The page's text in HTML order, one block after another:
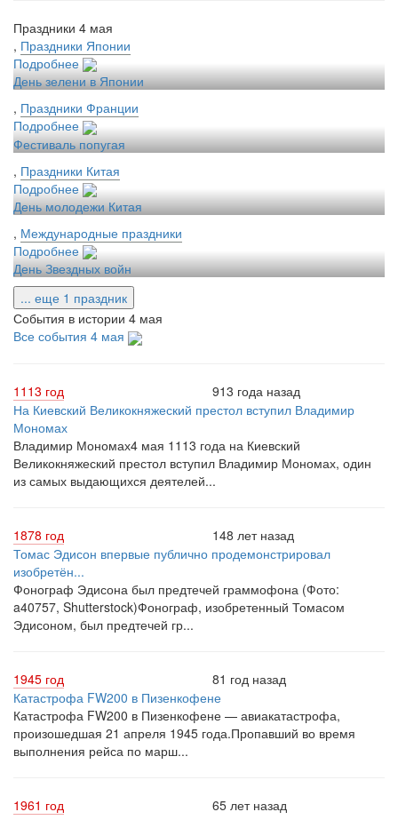
Праздники 4 мая
, Праздники Японии
Подробнее
День зелени в Японии
, Праздники Франции
Подробнее
Фестиваль попугая
, Праздники Китая
Подробнее
День молодежи Китая
, Международные праздники
Подробнее
День Звездных войн
... еще 1 праздник
События в истории 4 мая
Все события 4 мая
1113 год
913 года назад
На Киевский Великокняжеский престол вступил Владимир
Мономах
Владимир Мономах4 мая 1113 года на Киевский
Великокняжеский престол вступил Владимир Мономах, один
из самых выдающихся деятелей...
1878 год
148 лет назад
Томас Эдисон впервые публично продемонстрировал
изобретён...
Фонограф Эдисона был предтечей граммофона (Фото:
a40757, Shutterstock)Фонограф, изобретенный Томасом
Эдисоном, был предтечей гр...
1945 год
81 год назад
Катастрофа FW200 в Пизенкофене
Катастрофа FW200 в Пизенкофене — авиакатастрофа,
произошедшая 21 апреля 1945 года.Пропавший во время
выполнения рейса по марш...
1961 год
65 лет назад